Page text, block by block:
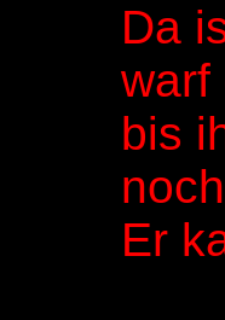
Da
warf
bis
Er